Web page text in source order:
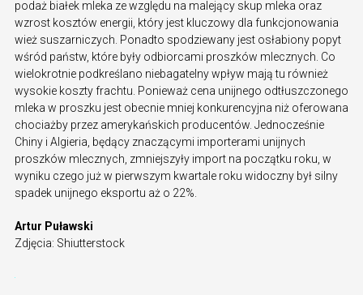
podaż białek mleka ze względu na malejący skup mleka oraz
wzrost kosztów energii, który jest kluczowy dla funkcjonowania
wież suszarniczych. Ponadto spodziewany jest osłabiony popyt
wśród państw, które były odbiorcami proszków mlecznych. Co
wielokrotnie podkreślano niebagatelny wpływ mają tu również
wysokie koszty frachtu. Ponieważ cena unijnego odtłuszczonego
mleka w proszku jest obecnie mniej konkurencyjna niż oferowana
chociażby przez amerykańskich producentów. Jednocześnie
Chiny i Algieria, będący znaczącymi importerami unijnych
proszków mlecznych, zmniejszyły import na początku roku, w
wyniku czego już w pierwszym kwartale roku widoczny był silny
spadek unijnego eksportu aż o 22%.
Artur Puławski
Zdjęcia: Shiutterstock